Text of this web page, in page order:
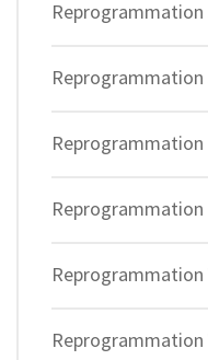
Reprogrammation
Reprogrammation
Reprogrammation
Reprogrammation
Reprogrammation